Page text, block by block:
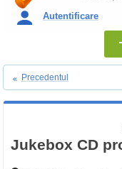
Autentificare
Precedentul
Jukebox CD